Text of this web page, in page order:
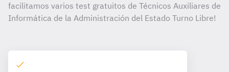
facilitamos varios test gratuitos de Técnicos Auxiliares de
Informática de la Administración del Estado Turno Libre!